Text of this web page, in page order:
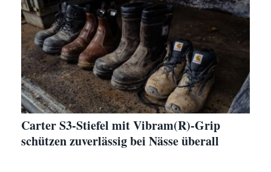
Carter S3-Stiefel mit Vibram(R)-Grip
schützen zuverlässig bei Nässe überall